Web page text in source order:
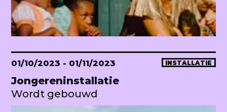
01/10/2023 - 01/11/2023 INSTALLATIE
Jongereninstallatie
Wordt gebouwd